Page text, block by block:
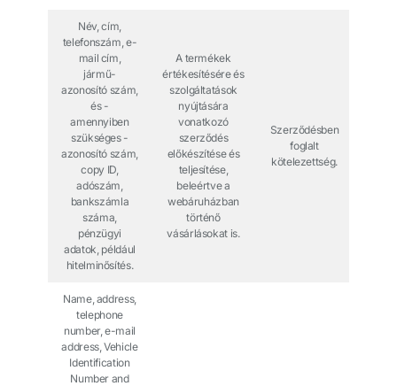
Név, cím,
telefonszám, e-
mail cím,
jármű-
azonosító szám,
és -
amennyiben
szükséges -
azonosító szám,
copy ID,
adószám,
bankszámla
száma,
pénzügyi
adatok, például
hitelminősítés.
A termékek
értékesítésére és
szolgáltatások
nyújtására
vonatkozó
szerződés
előkészítése és
teljesítése,
beleértve a
webáruházban
történő
vásárlásokat is.
Szerződésben
foglalt
kötelezettség.
Name, address,
telephone
number, e-mail
address, Vehicle
Identification
Number and